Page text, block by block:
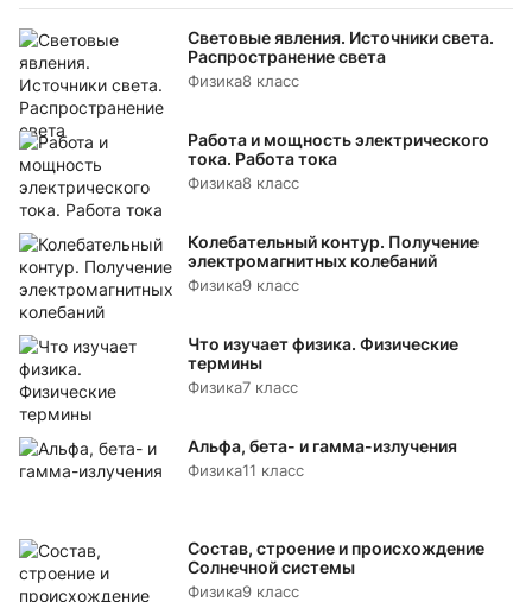
Световые явления. Источники света.
Распространение света
Физика8 класс
Работа и мощность электрического
тока. Работа тока
Физика8 класс
Колебательный контур. Получение
электромагнитных колебаний
Физика9 класс
Что изучает физика. Физические
термины
Физика7 класс
Альфа, бета- и гамма-излучения
Физика11 класс
Состав, строение и происхождение
Солнечной системы
Физика9 класс